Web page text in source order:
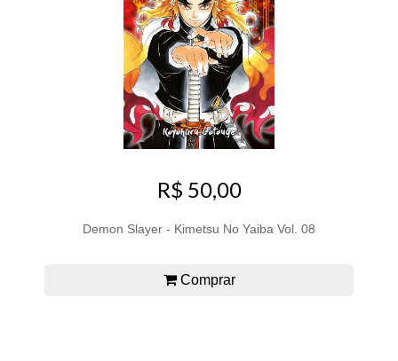
R$ 50,00
Demon Slayer - Kimetsu No Yaiba Vol. 08
Comprar